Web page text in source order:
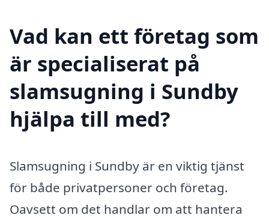
Vad kan ett företag som
är specialiserat på
slamsugning i Sundby
hjälpa till med?
Slamsugning i Sundby är en viktig tjänst
för både privatpersoner och företag.
Oavsett om det handlar om att hantera